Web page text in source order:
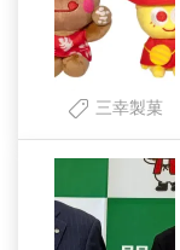
三幸製菓